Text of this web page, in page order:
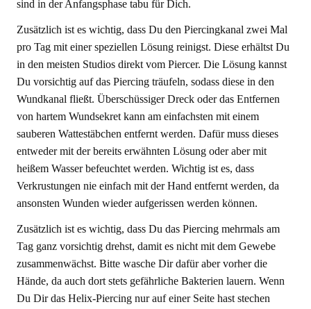
sind in der Anfangsphase tabu für Dich.
Zusätzlich ist es wichtig, dass Du den Piercingkanal zwei Mal
pro Tag mit einer speziellen Lösung reinigst. Diese erhältst Du
in den meisten Studios direkt vom Piercer. Die Lösung kannst
Du vorsichtig auf das Piercing träufeln, sodass diese in den
Wundkanal fließt. Überschüssiger Dreck oder das Entfernen
von hartem Wundsekret kann am einfachsten mit einem
sauberen Wattestäbchen entfernt werden. Dafür muss dieses
entweder mit der bereits erwähnten Lösung oder aber mit
heißem Wasser befeuchtet werden. Wichtig ist es, dass
Verkrustungen nie einfach mit der Hand entfernt werden, da
ansonsten Wunden wieder aufgerissen werden können.
Zusätzlich ist es wichtig, dass Du das Piercing mehrmals am
Tag ganz vorsichtig drehst, damit es nicht mit dem Gewebe
zusammenwächst. Bitte wasche Dir dafür aber vorher die
Hände, da auch dort stets gefährliche Bakterien lauern. Wenn
Du Dir das Helix-Piercing nur auf einer Seite hast stechen